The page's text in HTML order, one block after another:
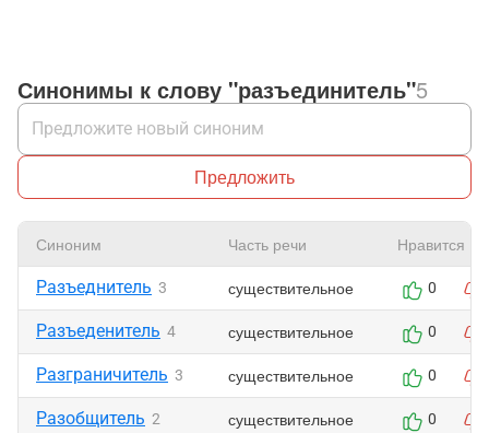
Синонимы к слову "разъединитель"5
Предложить
Синоним Часть речи Нравится
Разъеднитель 3 существительное 0
Разъеденитель 4 существительное 0
Разграничитель 3 существительное 0
Разобщитель 2 существительное 0